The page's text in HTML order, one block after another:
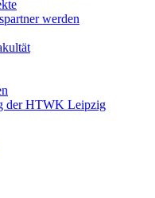
werden
der HTWK Leipzig